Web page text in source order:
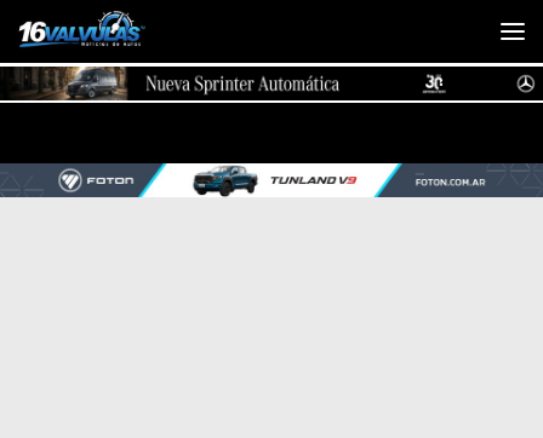
Saltar al contenido